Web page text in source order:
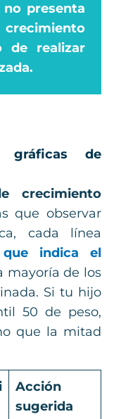
presenta
de realizar
gráficas de
crecimiento
que observar
cada línea
indica el
mayoría de los
Si tu hijo
50 de peso,
que la mitad
Acción
sugerida